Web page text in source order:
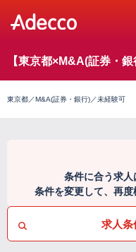
【東京都×M&A(証券・
東京都／M&A(証券・銀行)／未経験可
条件に合う求人
条件を変更して、再度
求人条